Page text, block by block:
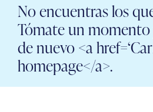
No encuentras los
Tómate un
de nuevo <a
homepage</a>.